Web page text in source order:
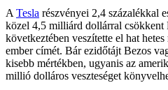
ATesla részvényei 2,4 százalékkal
közel 4,5 milliárd dollárral
következtében veszítette el hat
ember címét. Bár ezidőtájt Bezos
kisebb mértékben, ugyanis az
millió dolláros veszteséget